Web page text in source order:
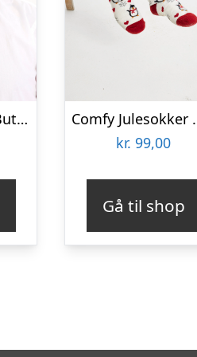
Blue Christmas Butterfly
Comfy
kr. 99,00
Gå til shop